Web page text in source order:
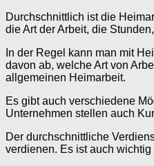
Durchschnittlich ist die
die Art der Arbeit, die
In der Regel kann man mit
davon ab, welche Art von
allgemeinen Heimarbeit.
Es gibt auch verschiedene
Unternehmen stellen auch
Der durchschnittliche
verdienen. Es ist auch